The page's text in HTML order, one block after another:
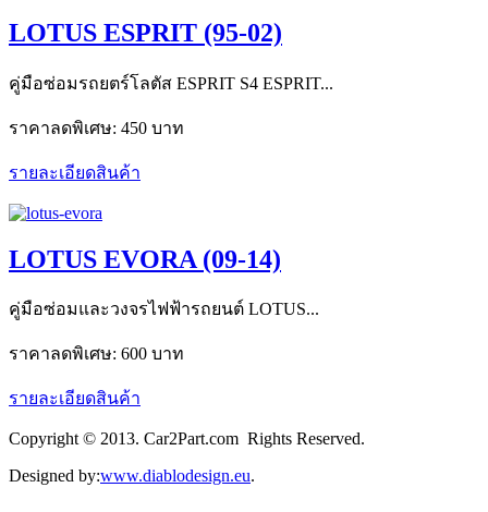
LOTUS ESPRIT (95-02)
คู่มือซ่อมรถยตร์โลตัส ESPRIT S4 ESPRIT...
ราคาลดพิเศษ: 450 บาท
รายละเอียดสินค้า
LOTUS EVORA (09-14)
คู่มือซ่อมและวงจรไฟฟ้ารถยนต์ LOTUS...
ราคาลดพิเศษ: 600 บาท
รายละเอียดสินค้า
Copyright © 2013. Car2Part.com Rights Reserved.
Designed by:www.diablodesign.eu.